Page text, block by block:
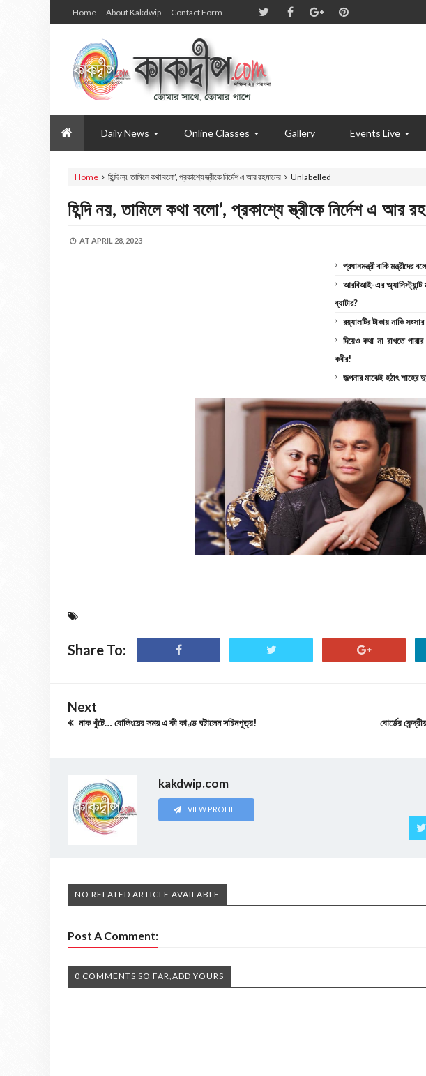
Home About Kakdwip Contact Form
Daily News Online Classes Gallery Events Live
Home Unlabelled
হিন্দি নয়, তামিলে কথা বলো’, প্রকাশ্যে স্ত্রীকে নির্দেশ এ আর রহমানের
হিন্দি নয়, তামিলে কথা বলো’, প্রকাশ্যে স্ত্রীকে নির্দেশ এ আর
AT APRIL 28, 2023
প্রধানমন্ত্রী বাকি
আরবিআই-এর অ্যাসিস্ট্যান্ট
ব্যাটার?
রয়্যালটির টাকায় নাকি
দিয়েও কথা না রাখতে
কবীর!
জল্পনার মাঝেই হঠাৎ
Share To:
Next
নাক খুঁটে… বোলিংয়ের সময় এ কী কাণ্ড ঘটালেন সচিনপুত্র! বোর্ডের
kakdwip.com
VIEW PROFILE
NO RELATED ARTICLE AVAILABLE
Post A Comment:
0 COMMENTS SO FAR,ADD YOURS